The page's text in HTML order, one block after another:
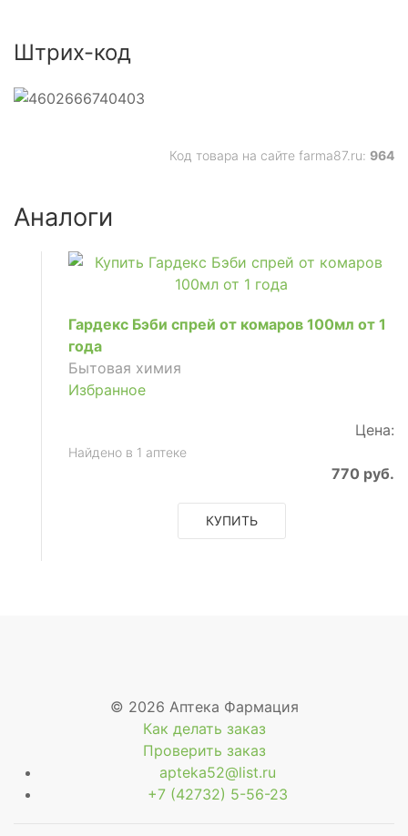
Штрих-код
Код товара на сайте farma87.ru: 964
Аналоги
Гардекс Бэби спрей от комаров 100мл от 1
года
Бытовая химия
Избранное
Цена:
Найдено в 1 аптеке
770 руб.
КУПИТЬ
© 2026 Аптека Фармация
Как делать заказ
Проверить заказ
apteka52@list.ru
+7 (42732) 5-56-23